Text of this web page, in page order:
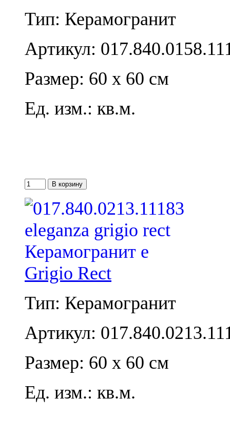
Тип: Керамогранит
Артикул:
Размер: 60 x 60 см
Ед. изм.: кв.м.
Grigio Rect
Тип: Керамогранит
Артикул:
Размер: 60 x 60 см
Ед. изм.: кв.м.